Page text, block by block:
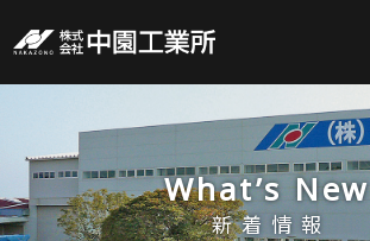
What’s New
新着情報